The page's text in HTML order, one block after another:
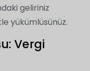
geliriniz
yükümlüsünüz.
Vergi